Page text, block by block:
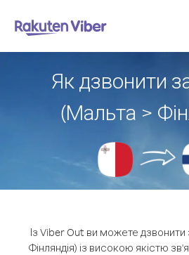
Як дзвонити
(Мальта >
Із Viber Out ви можете
Фінляндія) із високою якістю